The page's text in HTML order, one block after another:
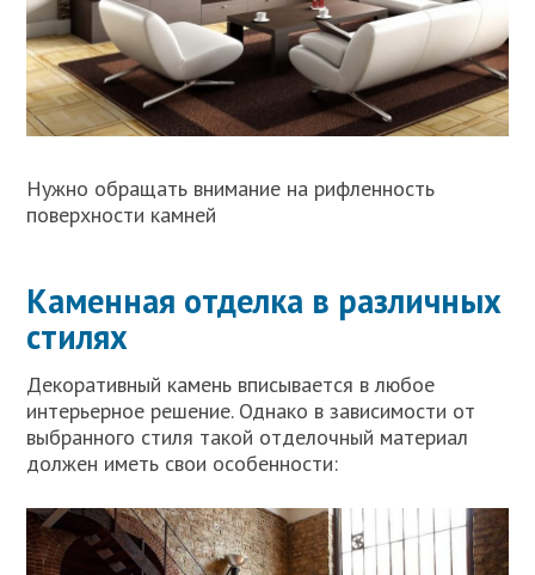
Нужно обращать внимание на рифленность
поверхности камней
Каменная отделка в различных
стилях
Декоративный камень вписывается в любое
интерьерное решение. Однако в зависимости от
выбранного стиля такой отделочный материал
должен иметь свои особенности: